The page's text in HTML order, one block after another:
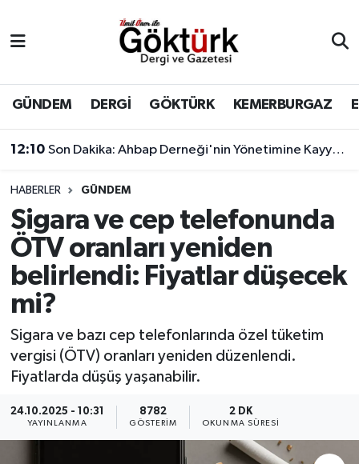
GÜNDEM DERGİ GÖKTÜRK KEMERBURGAZ
12:10 Son Dakika: Ahbap Derneği'nin Yönetimine Kayyum Atandı
HABERLER GÜNDEM
Sigara ve cep telefonunda
ÖTV oranları yeniden
belirlendi: Fiyatlar düşecek
mi?
Sigara ve bazı cep telefonlarında özel tüketim
vergisi (ÖTV) oranları yeniden düzenlendi.
Fiyatlarda düşüş yaşanabilir.
24.10.2025 - 10:31
YAYINLANMA
8782
GÖSTERIM
2 DK
OKUNMA SÜRESI
BİLİM
DERGİ
DÜNYA
EĞİTİM
EKONOMİ
GÖKTÜRK
GÜNDEM
KEMERBURGAZ
KÜLTÜR - SANAT
Eyüpsultan Hava Durumu
Eyüpsultan Trafik Yoğunluk Haritası
Süper Lig Puan Durumu ve Fikstür
Tüm Manşetler
Son Dakika Haberleri
Haber Arşivi